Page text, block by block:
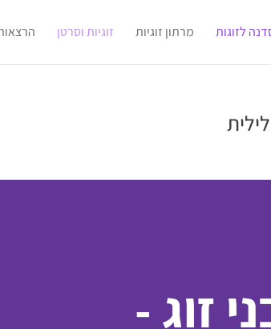
לזוגות מרתון זוגיות זוגיות וסרטן
זוג -